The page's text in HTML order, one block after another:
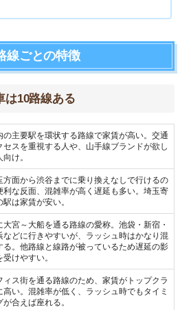
線ごとの特徴
は10路線ある
の主要駅を環状する路線で家賃が高い。交通
セスを重視する人や、山手線ブランドが欲し
向け。
方面から渋谷までに乗り換えなしで行けるの
利な反面、混雑率が高く遅延も多い。埼玉寄
駅は家賃が安い。
大宮～大船を通る路線の愛称。池袋・新宿・
などに行きやすいが、ラッシュ時はかなり混
る。他路線と線路が被っているため遅延の影
受けやすい。
ィス街を通る路線のため、家賃がトップクラ
高い。混雑率が低く、ラッシュ時でもタイミ
が合えば座れる。